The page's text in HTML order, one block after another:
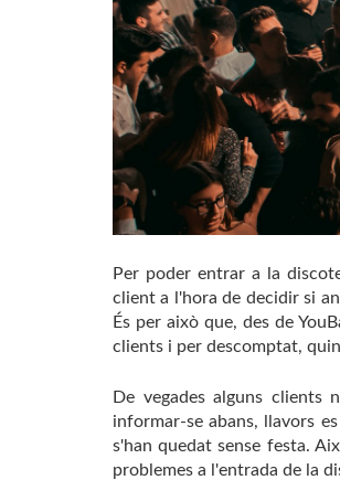
Per poder entrar a la
client a l'hora de decidir si
És per això que, des de
clients i per descomptat,
De vegades alguns clients
informar-se abans, llavors
s'han quedat sense festa.
problemes a l'entrada de la